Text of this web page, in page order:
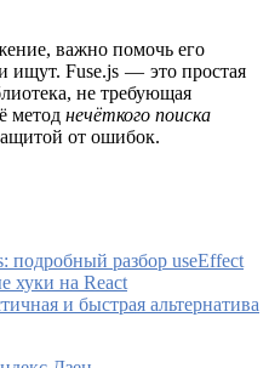
важно помочь его
ищут. Fuse.js — это простая
не требующая
метод нечёткого поиска
от ошибок.
подробный разбор useEffect
хуки на React
и быстрая альтернатива